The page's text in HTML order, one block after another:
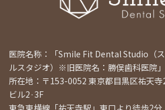
医院名称：「Smile Fit Dental Studio（
ルスタジオ）※旧医院名：勝俣歯科医院」
所在地：〒153-0052 東京都目黒区祐天
ビル2·3F
東急東横線「祐天寺駅」東口より徒歩2分